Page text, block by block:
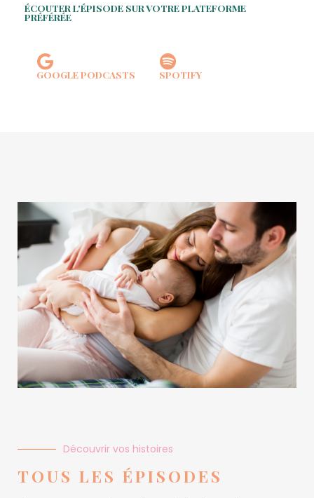
ÉCOUTER L'ÉPISODE SUR VOTRE PLATEFORME
PRÉFÉRÉE
GOOGLE PODCASTS SPOTIFY
Découvrir vos histoires
TOUS LES ÉPISODES